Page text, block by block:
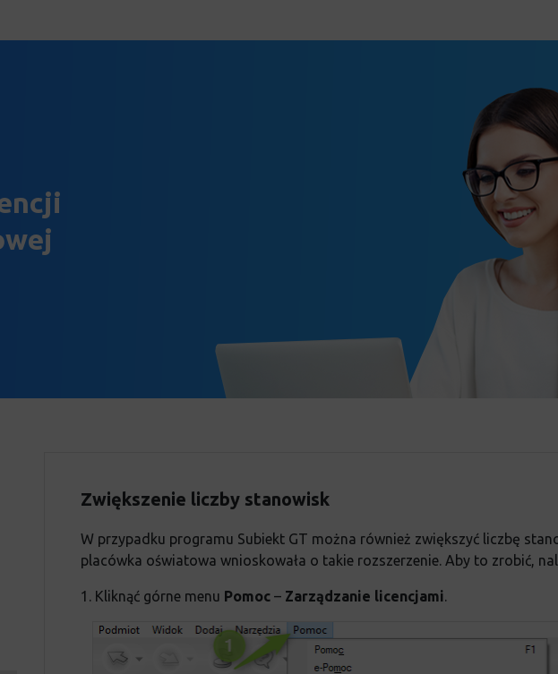
Zwiększenie liczby stanowisk
W przypadku programu Subiekt GT można również zwiększyć liczbę
placówka oświatowa wnioskowała o takie rozszerzenie. Aby to zrobić,
1. Kliknąć górne menu Pomoc – Zarządzanie licencjami.